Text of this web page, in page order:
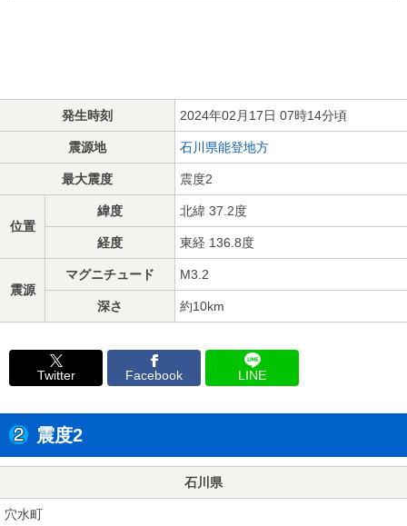
発生時刻 2024年02月17日 07時14分頃
震源地 石川県能登地方
最大震度 震度2
位置
緯度 北緯 37.2度
経度 東経 136.8度
震源
マグニチュード M3.2
深さ 約10km
Twitter Facebook LINE
震度2
石川県
穴水町